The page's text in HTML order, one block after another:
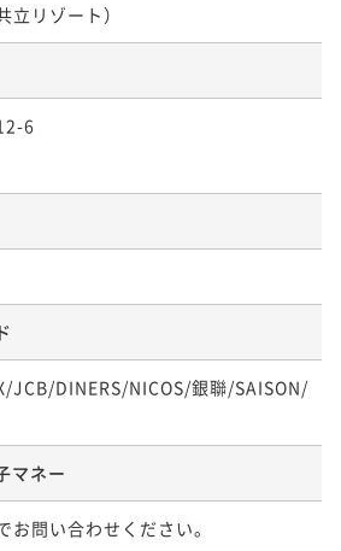
2泊以上ならこれ！◆清掃無しで
泊♪
ポイント即利用で最大5％OFF
¥ 55,453 ~
前決済可
IN 15:00 - 23:30 OUT12:00
¥ 35,898 ~
食付＞浪漫あふれる港町で優雅
りも函館らしいホテルに～
STAY】＜朝食付＞ホテルライフ
前決済可
IN 14:00 - 24:00 OUT12:00
ポイント即利用で最大5％OFF
立リゾート）
6
JCB/DINERS/NICOS/銀聯/SAISON/
マネー
問い合わせください。